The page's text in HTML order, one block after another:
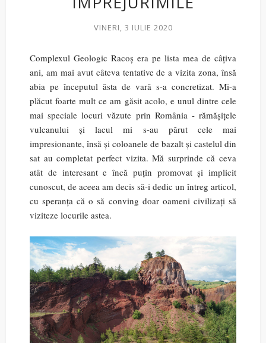
VINERI, 3 IULIE 2020
Complexul Geologic Racoș era pe lista mea de câțiva
ani, am mai avut câteva tentative de a vizita zona, însă
abia pe începutul ăsta de vară s-a concretizat. Mi-a
plăcut foarte mult ce am găsit acolo, e unul dintre cele
mai speciale locuri văzute prin România - rămășițele
vulcanului și lacul mi s-au părut cele mai
impresionante, însă și coloanele de bazalt și castelul din
sat au completat perfect vizita. Mă surprinde că ceva
atât de interesant e încă puțin promovat și implicit
cunoscut, de aceea am decis să-i dedic un întreg articol,
cu speranța că o să conving doar oameni civilizați să
viziteze locurile astea.